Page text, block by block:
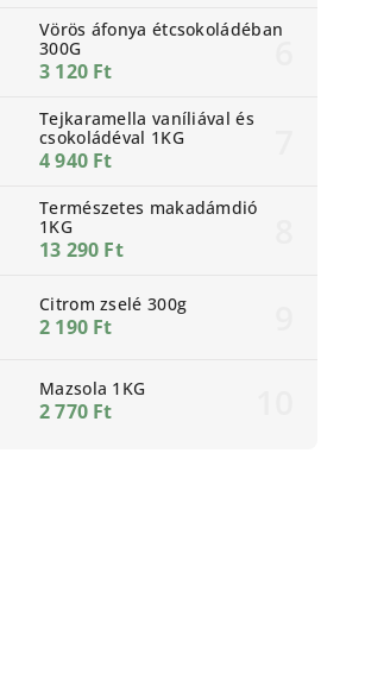
Vörös áfonya étcsokoládéban
300G
3 120 Ft
Tejkaramella vaníliával és
csokoládéval 1KG
4 940 Ft
Természetes makadámdió
1KG
13 290 Ft
Citrom zselé 300g
2 190 Ft
Mazsola 1KG
2 770 Ft